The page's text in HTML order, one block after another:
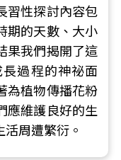
習性探討內容包
期的天數、大小
果我們揭開了這
過程的神祕面
為植物傳播花粉
應維護良好的生
周遭繁衍。